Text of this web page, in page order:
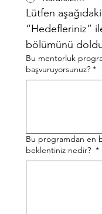
Lütfen aşağıdaki
“Hedefleriniz”
bölümünü
Bu mentorluk
başvuruyorsunuz? *
Bu programdan en
beklentiniz nedir? *